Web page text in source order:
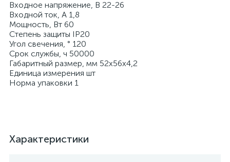
Входное напряжение, В 22-26
Входной ток, А 1,8
Мощность, Вт 60
Степень защиты IP20
Угол свечения, ° 120
Срок службы, ч 50000
Габаритный размер, мм 52х56х4,2
Единица измерения шт
Норма упаковки 1
Характеристики